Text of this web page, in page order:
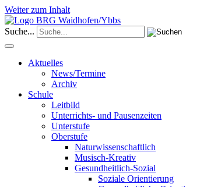
Weiter zum Inhalt
Suche...
Aktuelles
News/Termine
Archiv
Schule
Leitbild
Unterrichts- und Pausenzeiten
Unterstufe
Oberstufe
Naturwissenschaftlich
Musisch-Kreativ
Gesundheitlich-Sozial
Soziale Orientierung